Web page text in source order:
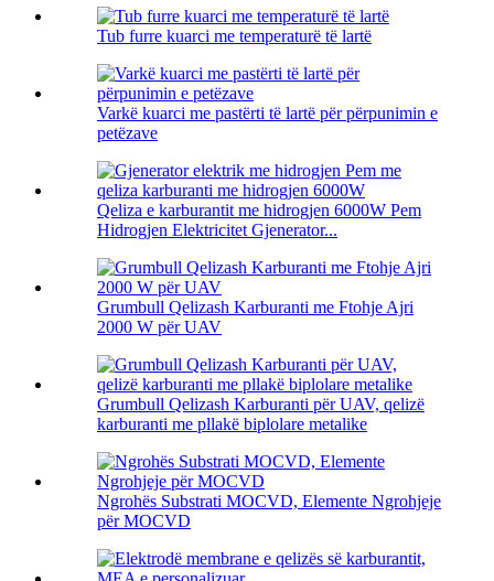
Tub furre kuarci me temperaturë të lartë
Varkë kuarci me pastërti të lartë për përpunimin e
petëzave
Qeliza e karburantit me hidrogjen 6000W Pem
Hidrogjen Elektricitet Gjenerator...
Grumbull Qelizash Karburanti me Ftohje Ajri
2000 W për UAV
Grumbull Qelizash Karburanti për UAV, qelizë
karburanti me pllakë biplolare metalike
Ngrohës Substrati MOCVD, Elemente Ngrohjeje
për MOCVD